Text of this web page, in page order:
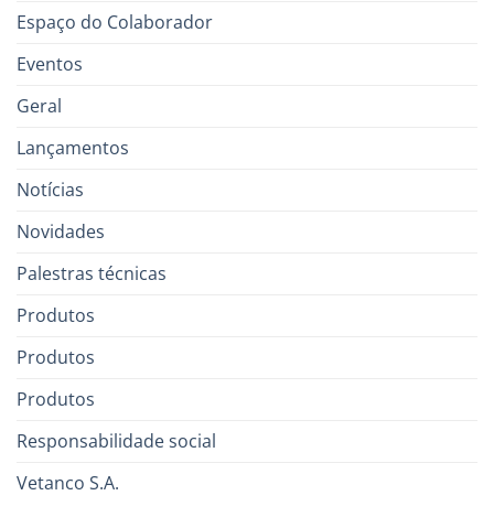
Espaço do Colaborador
Eventos
Geral
Lançamentos
Notícias
Novidades
Palestras técnicas
Produtos
Produtos
Produtos
Responsabilidade social
Vetanco S.A.